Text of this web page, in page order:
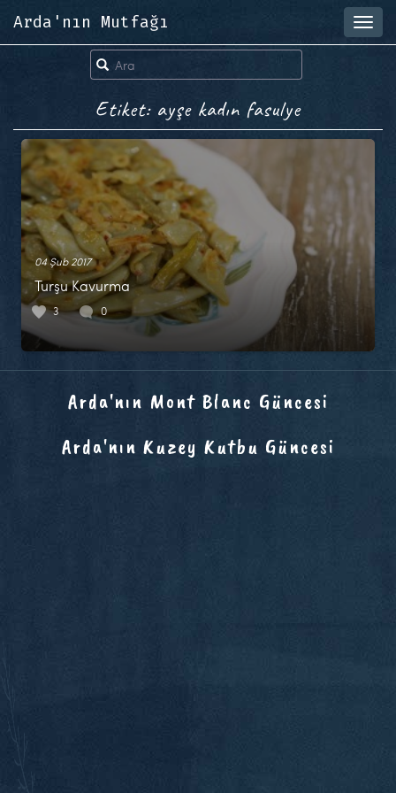
Arda'nın Mutfağı
Etiket: ayşe kadın fasulye
04 Şub 2017
Turşu Kavurma
3 0
Arda'nın Mont Blanc Güncesi
Arda'nın Kuzey Kutbu Güncesi